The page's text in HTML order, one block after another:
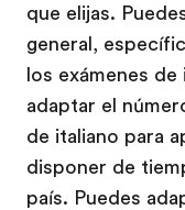
que elijas.
general,
los exámenes
adaptar el
de italiano para
disponer de
país. Puedes